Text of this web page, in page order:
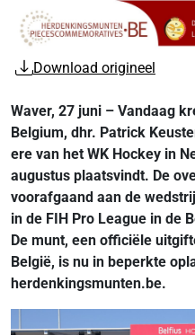
Download origineel
Waver, 27 juni – Vandaag
Belgium, dhr. Patrick
ere van het WK Hockey in
augustus plaatsvindt. De
voorafgaand aan de
in de FIH Pro League in de
De munt, een officiële
België, is nu in beperkte
herdenkingsmunten.be.